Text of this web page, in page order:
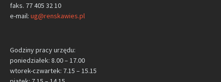
faks. 77 405 32 10
e-mail: ug@renskawies.pl
Godziny pracy urzędu:
poniedziałek: 8.00 – 17.00
wtorek-czwartek: 7.15 – 15.15